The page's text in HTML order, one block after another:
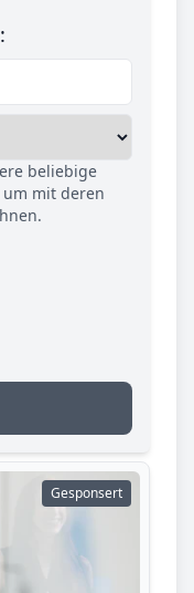
beliebige
um mit deren
Gesponsert